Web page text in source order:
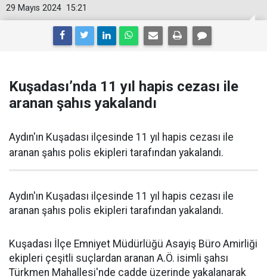
15:21
29 Mayıs 2024
Kuşadası’nda 11 yıl hapis cezası ile
aranan şahıs yakalandı
Aydın'ın Kuşadası ilçesinde 11 yıl hapis cezası ile
aranan şahıs polis ekipleri tarafından yakalandı.
Aydın'ın Kuşadası ilçesinde 11 yıl hapis cezası ile
aranan şahıs polis ekipleri tarafından yakalandı.
Kuşadası İlçe Emniyet Müdürlüğü Asayiş Büro Amirliği
ekipleri çeşitli suçlardan aranan A.Ö. isimli şahsı
Türkmen Mahallesi'nde cadde üzerinde yakalanarak